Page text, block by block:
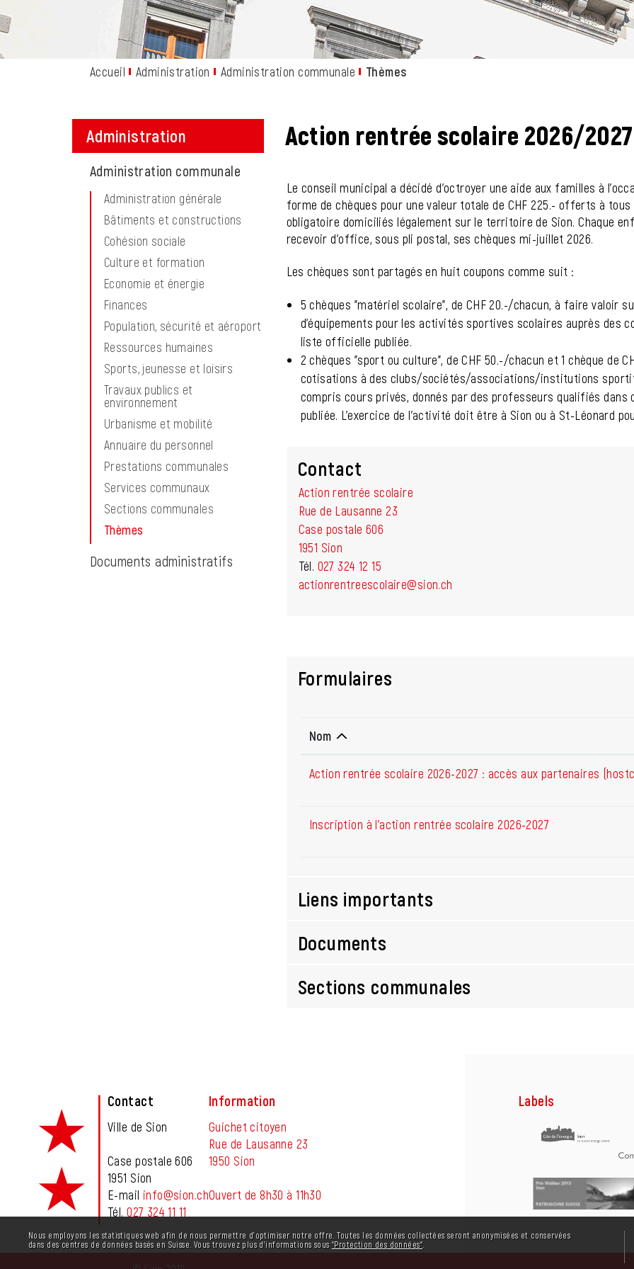
Accueil Administration Administration communale Thèmes
Administration
Administration communale
Administration générale
Bâtiments et constructions
Cohésion sociale
Culture et formation
Economie et énergie
Finances
Population, sécurité et aéroport
Ressources humaines
Sports, jeunesse et loisirs
Travaux publics et
environnement
Urbanisme et mobilité
Annuaire du personnel
Prestations communales
Services communaux
Sections communales
Thèmes
Documents administratifs
Action rentrée scolaire 2026/2027
Le conseil municipal a décidé d'octroyer une aide aux familles à
forme de chèques pour une valeur totale de CHF 225.- offerts à
obligatoire domiciliés légalement sur le territoire de Sion. Chaque
recevoir d'office, sous pli postal, ses chèques mi-juillet 2026.
Les chèques sont partagés en huit coupons comme suit :
5 chèques "matériel scolaire", de CHF 20.-/chacun, à faire valoir
d’équipements pour les activités sportives scolaires auprès des
liste officielle publiée.
2 chèques "sport ou culture", de CHF 50.-/chacun et 1 chèque de
cotisations à des clubs/sociétés/associations/institutions
compris cours privés, donnés par des professeurs qualifiés
publiée. L’exercice de l’activité doit être à Sion ou à St-Léonard
Contact
Action rentrée scolaire
Rue de Lausanne 23
Case postale 606
1951 Sion
Tél. 027 324 12 15
actionrentreescolaire@sion.ch
Objets associés
Formulaires
Nom
Action rentrée scolaire 2026-2027 : accès aux partenaires
Inscription à l'action rentrée scolaire 2026-2027
Liens importants
Documents
Sections communales
Contact
Ville de Sion
Case postale 606
1951 Sion
E-mail info@sion.ch
Tél.027 324 11 11
Information
Guichet citoyen
Rue de Lausanne 23
1950 Sion
Ouvert de 8h30 à 11h30
Labels
Statistiques web
Nous employons les statistiques web afin de nous permettre d'optimiser notre offre. Toutes les données collectées seront anonymisées et conservées
dans des centres de données basés en Suisse. Vous trouvez plus d'informations sous “Protection des données“.